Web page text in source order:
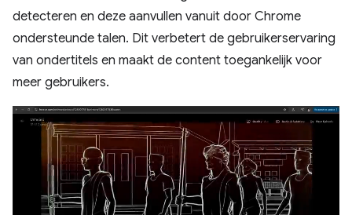
detecteren en deze aanvullen vanuit door Chrome
ondersteunde talen. Dit verbetert de gebruikerservaring
van ondertitels en maakt de content toegankelijk voor
meer gebruikers.